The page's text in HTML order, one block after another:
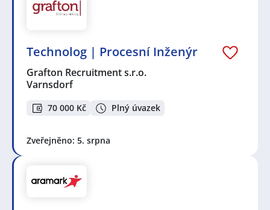
Technolog | Procesní Inženýr
Grafton Recruitment s.r.o.
Varnsdorf
70 000 Kč Plný úvazek
Zveřejněno: 5. srpna